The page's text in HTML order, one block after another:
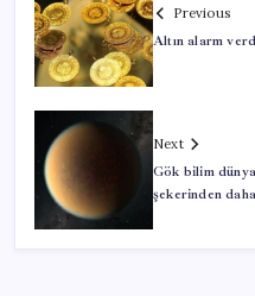
Previous
Altın alarm
Next
Gök bilim
şekerinden